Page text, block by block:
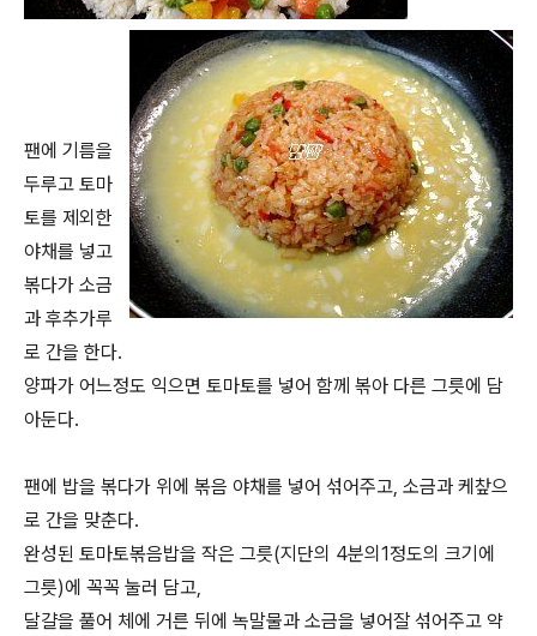
팬에 기름을
두루고 토마
토를 제외한
야채를 넣고
볶다가 소금
과 후추가루
로 간을 한다.
양파가 어느정도 익으면 토마토를 넣어 함께 볶아 다른 그릇에 담
아둔다.
팬에 밥을 볶다가 위에 볶음 야채를 넣어 섞어주고, 소금과 케챂으
로 간을 맞춘다.
완성된 토마토볶음밥을 작은 그릇(지단의 4분의1정도의 크기에
그릇)에 꼭꼭 눌러 담고,
달걀을 풀어 체에 거른 뒤에 녹말물과 소금을 넣어잘 섞어주고 약